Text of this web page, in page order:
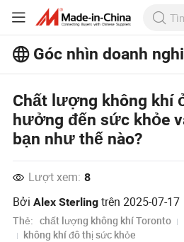
Góc nhìn doanh
Xem Thêm
Chất lượng không khí
hưởng đến sức khỏe
bạn như thế nào?
Lượt xem: 8
BởiAlex Sterling trên2025-07-17
Thẻ: chất lượng không khí Toronto
không khí đô thị sức khỏe